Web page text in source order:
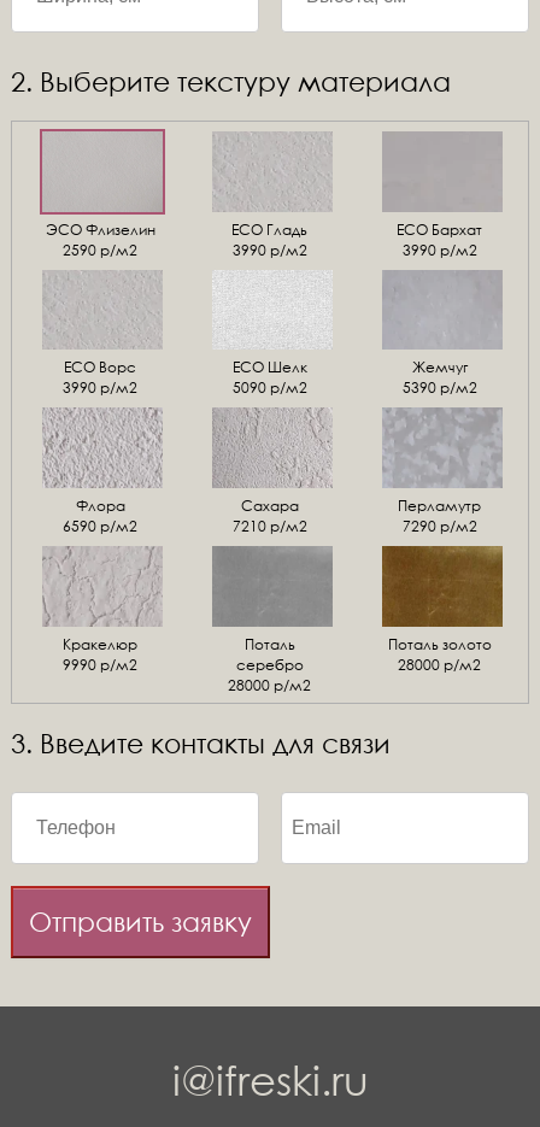
2. Выберите текстуру материала
ЭСО Флизелин
2590 р/м2
ЕСО Гладь
3990 р/м2
ECO Бархат
3990 р/м2
ЕСО Ворс
3990 р/м2
ЕСО Шелк
5090 р/м2
Жемчуг
5390 р/м2
Флора
6590 р/м2
Сахара
7210 р/м2
Перламутр
7290 р/м2
Кракелюр
9990 р/м2
Поталь
серебро
28000 р/м2
Поталь золото
28000 р/м2
3. Введите контакты для связи
Отправить заявку
i@ifreski.ru